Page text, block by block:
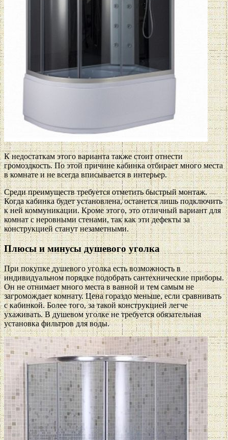
К недостаткам этого варианта также стоит отнести
громоздкость. По этой причине кабинка отбирает много места
в комнате и не всегда вписывается в интерьер.
Среди преимуществ требуется отметить быстрый монтаж.
Когда кабинка будет установлена, останется лишь подключить
к ней коммуникации. Кроме этого, это отличный вариант для
комнат с неровными стенами, так как эти дефекты за
конструкцией станут незаметными.
Плюсы и минусы душевого уголка
При покупке душевого уголка есть возможность в
индивидуальном порядке подобрать сантехнические приборы.
Он не отнимает много места в ванной и тем самым не
загромождает комнату. Цена гораздо меньше, если сравнивать
с кабинкой. Более того, за такой конструкцией легче
ухаживать. В душевом уголке не требуется обязательная
установка фильтров для воды.